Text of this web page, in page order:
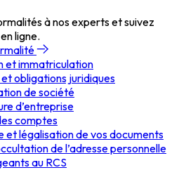
à nos experts et suivez
ligne.
et immatriculation
obligations juridiques
de société
d’entreprise
comptes
et légalisation de vos documents
de l’adresse personnelle
au RCS